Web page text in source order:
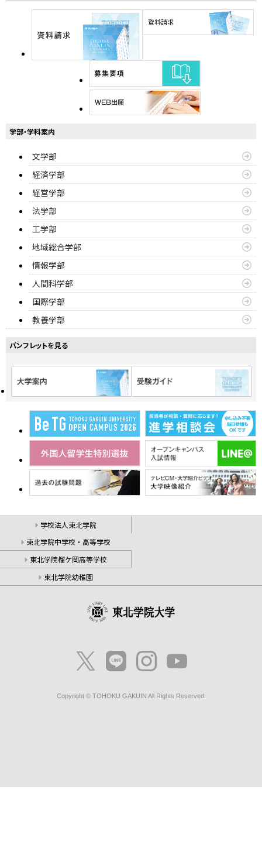
学部・学科案内
文学部
経済学部
経営学部
法学部
工学部
地域総合学部
情報学部
人間科学部
国際学部
教養学部
パンフレットを見る
学校法人東北学院
東北学院中学校・高等学校
東北学院榴ケ岡高等学校
東北学院幼稚園
Copyright © TOHOKU GAKUIN All Rights Reserved.